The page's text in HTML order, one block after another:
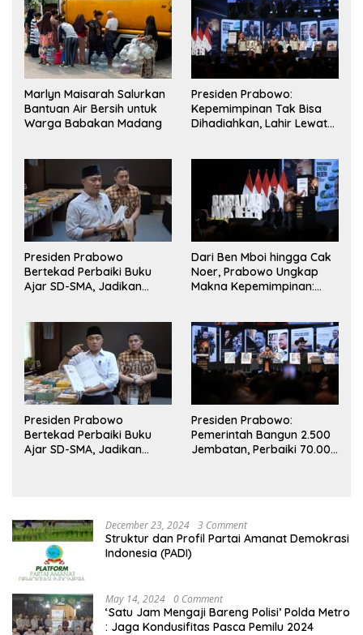
Marlyn Maisarah Salurkan
Bantuan Air Bersih untuk
Warga Babakan Madang
Presiden Prabowo:
Kepemimpinan Tak Bisa
Dihadiahkan, Lahir Lewat
Presiden Prabowo
Bertekad Perbaiki Buku
Ajar SD-SMA, Jadikan
Dari Ben Mboi hingga Cak
Noer, Prabowo Ungkap
Makna Kepemimpinan:
Presiden Prabowo
Bertekad Perbaiki Buku
Ajar SD-SMA, Jadikan
Presiden Prabowo:
Pemerintah Bangun 2.500
Jembatan, Perbaiki 70.000
December 23, 2024 3 Comment
Struktur dan Profil Partai Amanat Demokrasi
Indonesia (PADI)
May 14, 2024 0 Comment
‘Satu Jam Mengaji Bareng Polisi’ Polda Metro
: Jaga Kondusifitas Pasca Pemilu 2024